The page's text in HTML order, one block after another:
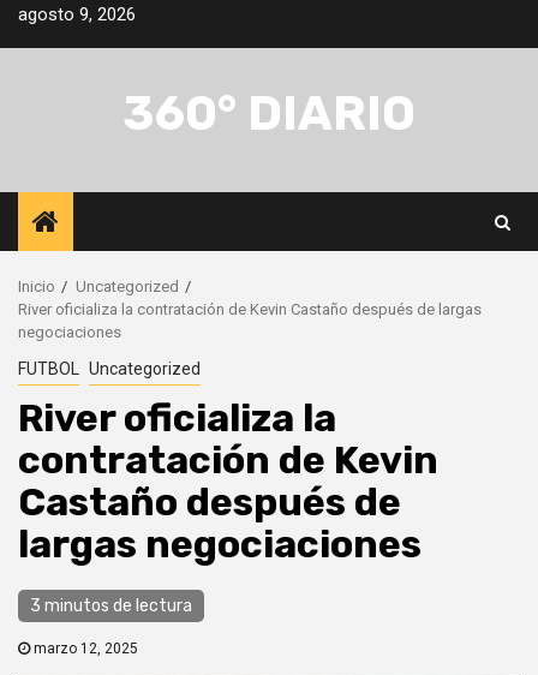
Saltar
agosto 9, 2026
360° DIARIO
Inicio
Uncategorized
River oficializa la contratación de Kevin Castaño después de largas
negociaciones
FUTBOL Uncategorized
River oficializa la
contratación de Kevin
Castaño después de
largas negociaciones
3 minutos de lectura
marzo 12, 2025